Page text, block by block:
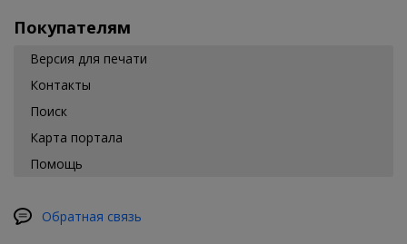
Покупателям
Версия для печати
Контакты
Поиск
Карта портала
Помощь
Обратная связь